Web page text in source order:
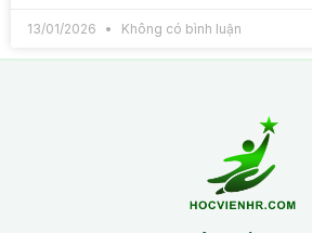
13/01/2026 Không có bình luận